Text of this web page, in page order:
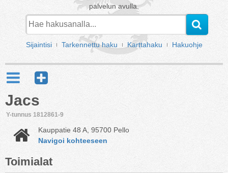
palvelun avulla.
Sijaintisi Tarkennettu haku Karttahaku Hakuohje
Jacs
Y-tunnus 1812861-9
Kauppatie 48 A, 95700 Pello
Navigoi kohteeseen
Toimialat